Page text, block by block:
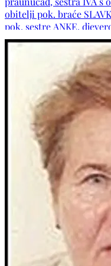
obitelji pok. braće
pok. sestre ANKE,
obiteljima, obitelj pok.
obitelj pok. zaove
SOLDO, ŽARIĆ,
mnogobrojna rodbina,